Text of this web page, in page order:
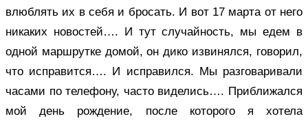
влюблять их в себя и бросать. И вот 17 марта от него
никаких новостей…. И тут случайность, мы едем в
одной маршрутке домой, он дико извинялся, говорил,
что исправится…. И исправился. Мы разговаривали
часами по телефону, часто виделись…. Приближался
мой день рождение, после которого я хотела